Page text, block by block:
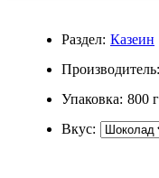
Лецитин
Раздел: Казеин
Производитель:
Упаковка: 800 г
Вкус: